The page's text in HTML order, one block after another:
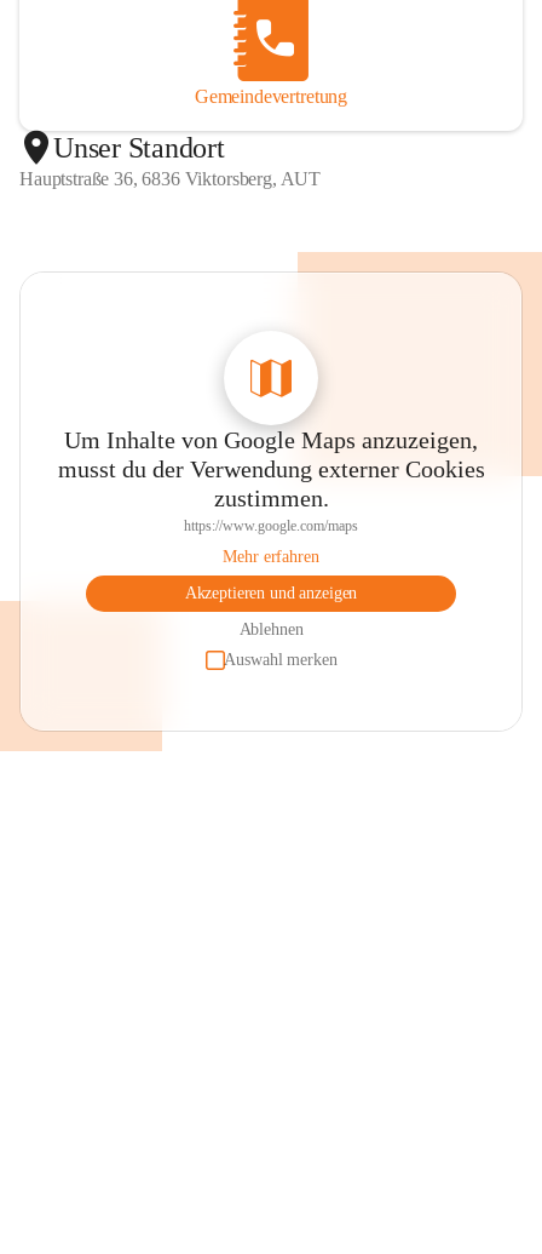
Gemeindevertretung
Unser Standort
Hauptstraße 36, 6836 Viktorsberg, AUT
Um Inhalte von Google Maps anzuzeigen,
musst du der Verwendung externer Cookies
zustimmen.
https://www.google.com/maps
Mehr erfahren
Akzeptieren und anzeigen
Ablehnen
Auswahl merken